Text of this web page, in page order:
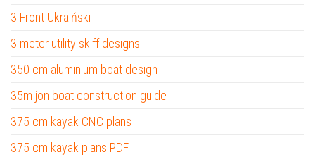
3 Front Ukraiński
3 meter utility skiff designs
350 cm aluminium boat design
35m jon boat construction guide
375 cm kayak CNC plans
375 cm kayak plans PDF